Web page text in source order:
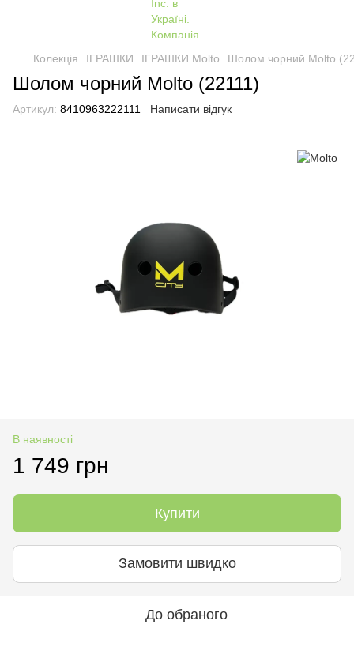
Колекція ІГРАШКИ ІГРАШКИ Molto Шолом чорний Molto
Шолом чорний Molto (22111)
Артикул: 8410963222111 Написати відгук
В наявності
1 749 грн
Купити
Замовити швидко
До обраного